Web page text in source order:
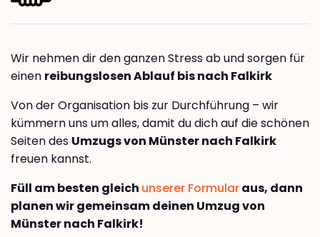
Wir nehmen dir den ganzen Stress ab und sorgen für
einen reibungslosen Ablauf bis nach Falkirk
Von der Organisation bis zur Durchführung – wir
kümmern uns um alles, damit du dich auf die schönen
Seiten des Umzugs von Münster nach Falkirk
freuen kannst.
Füll am besten gleich unserer Formularaus, dann
planen wir gemeinsam deinen Umzug von
Münster nach Falkirk!